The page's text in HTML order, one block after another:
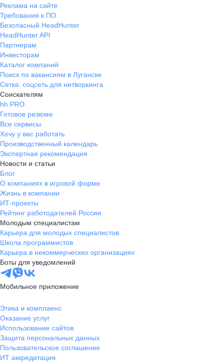
Реклама на сайте
Требования к ПО
Безопасный HeadHunter
HeadHunter API
Партнерам
Инвесторам
Каталог компаний
Поиск по вакансиям в Луганске
Сетка: соцсеть для нетворкинга
Соискателям
hh PRO
Готовое резюме
Все сервисы
Хочу у вас работать
Производственный календарь
Экспертная рекомендация
Новости и статьи
Блог
О компаниях в игровой форме
Жизнь в компании
ИТ-проекты
Рейтинг работодателей России
Молодым специалистам
Карьера для молодых специалистов
Школа программистов
Карьера в некоммерческих организациях
Боты для уведомлений
Мобильное приложение
Этика и комплаенс
Оказание услуг
Использование сайтов
Защита персональных данных
Пользовательское соглашение
ИТ аккредитация